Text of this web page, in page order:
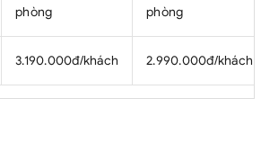
phòng
phòng
3.190.000đ/khách 2.990.000đ/khách